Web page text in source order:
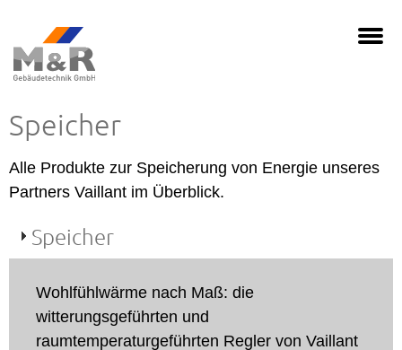
Speicher
Alle Produkte zur Speicherung von Energie unseres
Partners Vaillant im Überblick.
Speicher
Wohlfühlwärme nach Maß: die
witterungsgeführten und
raumtemperaturgeführten Regler von Vaillant